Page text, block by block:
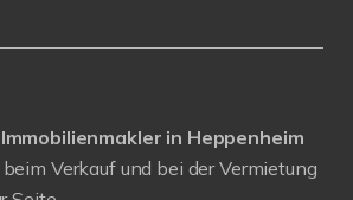
Immobilienmakler in Heppenheim
Verkauf und bei der Vermietung